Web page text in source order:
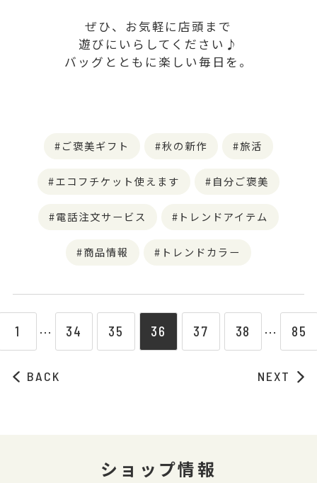
ぜひ、お気軽に店頭まで
遊びにいらしてください♪
バッグとともに楽しい毎日を。
ご褒美ギフト 秋の新作 旅活
エコフチケット使えます 自分ご褒美
電話注文サービス トレンドアイテム
商品情報 トレンドカラー
BACK
1 ⋯ 34 35 36 37 38 ⋯ 85
NEXT
ショップ情報